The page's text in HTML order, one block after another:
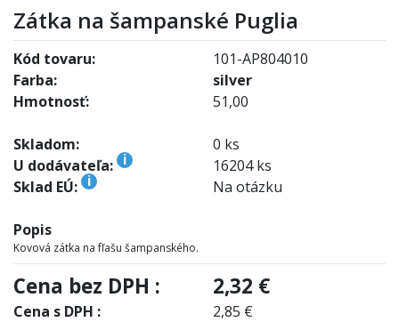
Zátka na šampanské Puglia
Kód tovaru:
101-AP804010
Farba:
silver
Hmotnosť:
51,00
Skladom:
0 ks
U dodávateľa:
i
16204 ks
Sklad EÚ:
i Na otázku
Popis
Kovová zátka na fľašu šampanského.
Cena bez DPH : 2,32 €
Cena s DPH : 2,85 €